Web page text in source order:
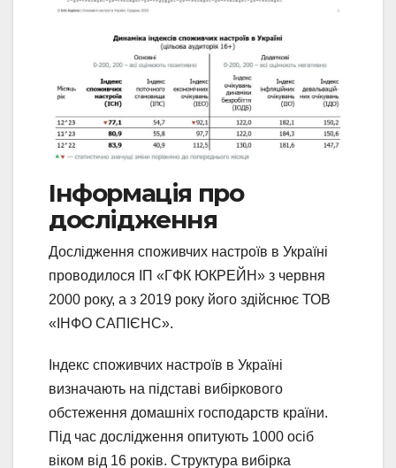
Інформація про
дослідження
Дослідження споживчих настроїв в Україні
проводилося ІП «ГФК ЮКРЕЙН» з червня
2000 року, а з 2019 року його здійснює ТОВ
«ІНФО САПІЄНС».
Індекс споживчих настроїв в Україні
визначають на підставі вибіркового
обстеження домашніх господарств країни.
Під час дослідження опитують 1000 осіб
віком від 16 років. Структура вибірка